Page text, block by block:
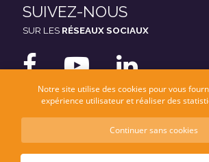
SUIVEZ-NOUS
SUR LES RÉSEAUX SOCIAUX
Mentions légales
Notre site utilise des cookies pour vous
expérience utilisateur et réaliser des
Continuer sans cookies